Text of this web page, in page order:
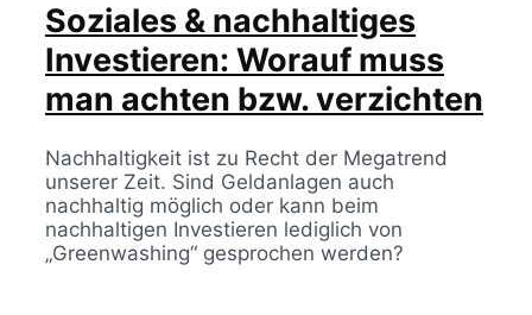
Soziales & nachhaltiges
Investieren: Worauf muss
man achten bzw. verzichten
Nachhaltigkeit ist zu Recht der Megatrend
unserer Zeit. Sind Geldanlagen auch
nachhaltig möglich oder kann beim
nachhaltigen Investieren lediglich von
„Greenwashing“ gesprochen werden?